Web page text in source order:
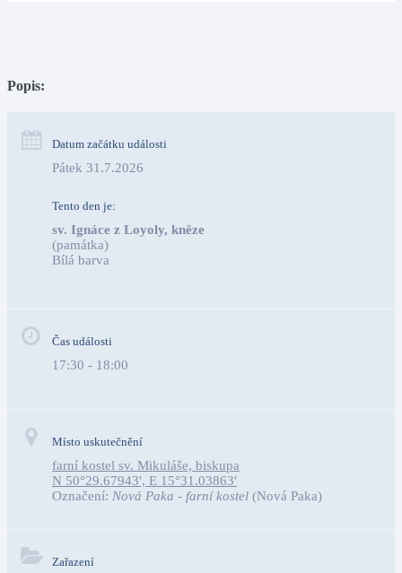
Popis:
Datum začátku události
Pátek 31.7.2026
Tento den je:
sv. Ignáce z Loyoly, kněze
(památka)
Bílá barva
Čas události
17:30 - 18:00
Místo uskutečnění
farní kostel sv. Mikuláše, biskupa
N 50°29.67943', E 15°31.03863'
Označení: Nová Paka - farní kostel (Nová Paka)
Zařazení